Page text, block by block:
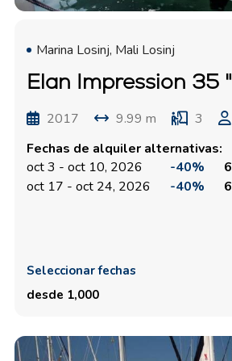
Marina Losinj, Mali Losinj
Elan Impression 35
2017 9.99 m 3
Fechas de alquiler alternativas:
oct 3 - oct 10, 2026
-40%
oct 17 - oct 24, 2026
-40%
Seleccionar fechas
desde 1,000